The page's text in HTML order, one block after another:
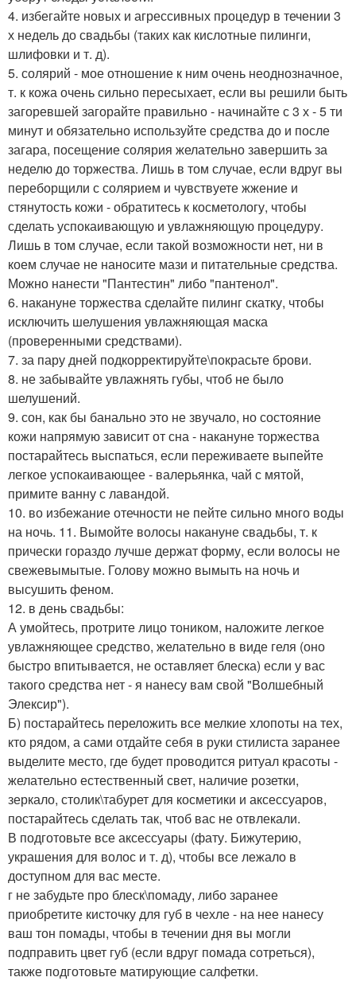
4. избегайте новых и агрессивных процедур в течении 3
х недель до свадьбы (таких как кислотные пилинги,
шлифовки и т. д).
5. солярий - мое отношение к ним очень неоднозначное,
т. к кожа очень сильно пересыхает, если вы решили быть
загоревшей загорайте правильно - начинайте с 3 х - 5 ти
минут и обязательно используйте средства до и после
загара, посещение солярия желательно завершить за
неделю до торжества. Лишь в том случае, если вдруг вы
переборщили с солярием и чувствуете жжение и
стянутость кожи - обратитесь к косметологу, чтобы
сделать успокаивающую и увлажняющую процедуру.
Лишь в том случае, если такой возможности нет, ни в
коем случае не наносите мази и питательные средства.
Можно нанести "Пантестин" либо "пантенол".
6. накануне торжества сделайте пилинг скатку, чтобы
исключить шелушения увлажняющая маска
(проверенными средствами).
7. за пару дней подкорректируйте\покрасьте брови.
8. не забывайте увлажнять губы, чтоб не было
шелушений.
9. сон, как бы банально это не звучало, но состояние
кожи напрямую зависит от сна - накануне торжества
постарайтесь выспаться, если переживаете выпейте
легкое успокаивающее - валерьянка, чай с мятой,
примите ванну с лавандой.
10. во избежание отечности не пейте сильно много воды
на ночь. 11. Вымойте волосы накануне свадьбы, т. к
прически гораздо лучше держат форму, если волосы не
свежевымытые. Голову можно вымыть на ночь и
высушить феном.
12. в день свадьбы:
А умойтесь, протрите лицо тоником, наложите легкое
увлажняющее средство, желательно в виде геля (оно
быстро впитывается, не оставляет блеска) если у вас
такого средства нет - я нанесу вам свой "Волшебный
Элексир").
Б) постарайтесь переложить все мелкие хлопоты на тех,
кто рядом, а сами отдайте себя в руки стилиста заранее
выделите место, где будет проводится ритуал красоты -
желательно естественный свет, наличие розетки,
зеркало, столик\табурет для косметики и аксессуаров,
постарайтесь сделать так, чтоб вас не отвлекали.
В подготовьте все аксессуары (фату. Бижутерию,
украшения для волос и т. д), чтобы все лежало в
доступном для вас месте.
г не забудьте про блеск\помаду, либо заранее
приобретите кисточку для губ в чехле - на нее нанесу
ваш тон помады, чтобы в течении дня вы могли
подправить цвет губ (если вдруг помада сотреться),
также подготовьте матирующие салфетки.